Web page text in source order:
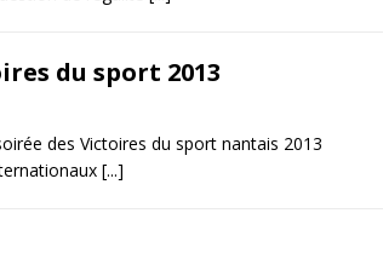
du sport 2013
des Victoires du sport nantais 2013
[...]